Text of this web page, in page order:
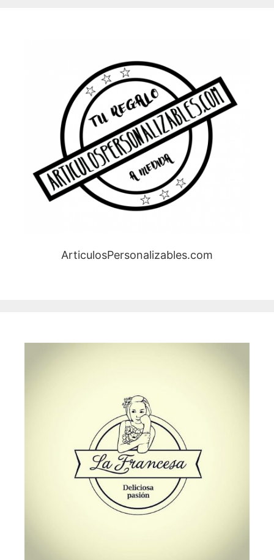
ArticulosPersonalizables.com